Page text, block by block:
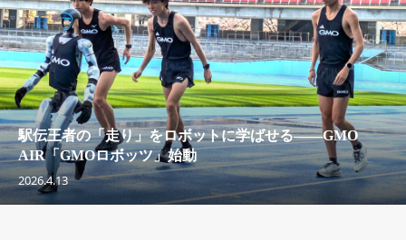
駅伝王者の「走り」をロボットに学ばせる——GMO
AIR「GMOロボッツ」始動
2026.4.13